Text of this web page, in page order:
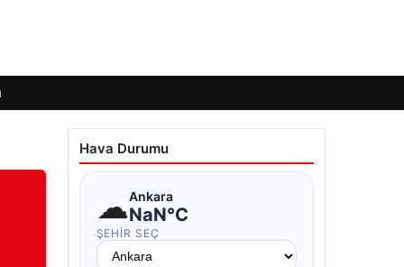
Hava Durumu
☁Ankara
NaN°C
ŞEHIR SEÇ